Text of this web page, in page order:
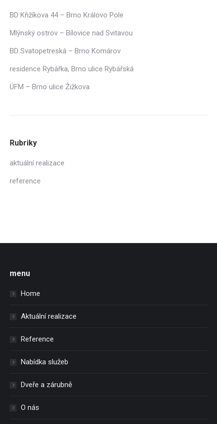
BD Křižíkova 44 – Brno Královo Pole
Mlýnský ostrov – Bílovice nad Svitavou
BD Svatopetreská – Brno Komárov
residence Rybářka, Brno ulice Rybářská
ÚFM – Brno ulice Žižkova
Rubriky
aktuální realizace
reference
menu
Home
Aktuální realizace
Reference
Nabídka služeb
Dveře a zárubně
O nás